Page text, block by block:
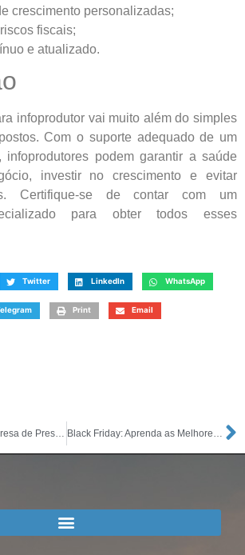
crescimento personalizadas;
fiscais;
e atualizado.
infoprodutor vai muito além do simples
Com o suporte adequado de um
infoprodutores podem garantir a saúde
investir no crescimento e evitar
Certifique-se de contar com um
para obter todos esses
Twitter LinkedIn WhatsApp
Print Email
Como Abrir uma Empresa de Prestação de Serviços? Passo a Passo Black Friday: Aprenda as Melhores Estratégias para Criar Promoções